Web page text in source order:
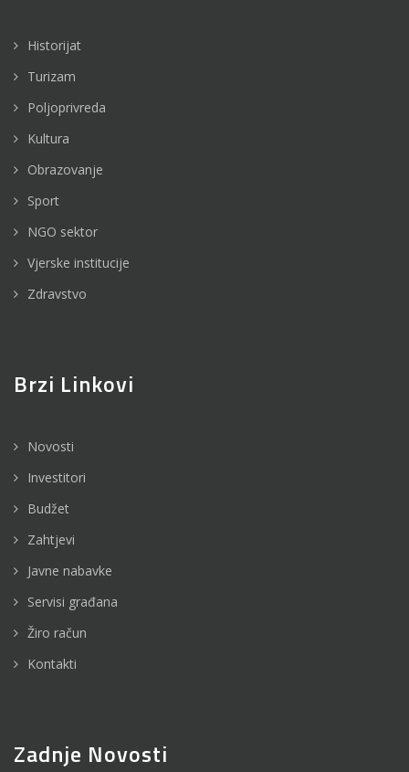
Historijat
Turizam
Poljoprivreda
Kultura
Obrazovanje
Sport
NGO sektor
Vjerske institucije
Zdravstvo
Brzi Linkovi
Novosti
Investitori
Budžet
Zahtjevi
Javne nabavke
Servisi građana
Žiro račun
Kontakti
Zadnje Novosti